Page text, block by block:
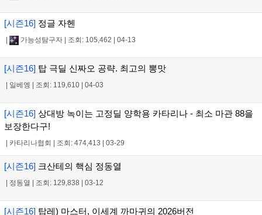
[시즌16] 정글 자헨
가능성탐구자 조회: 105,462 04-13
[시즌16] 탑 극딜 신짜오 공략. 최고의 뽕맛
일베엥 조회: 119,610 04-03
[시즌16] 상대방 녹이는 고정딜 양학용 카타리나 - 최소 마관 88을
보장한다구!
카타리나협회 조회: 474,413 03-29
[시즌16] 크산테의 핵심 정동열
정동열 조회: 129,838 03-12
[시즌16] 탑레) 마스터, 이세계 까마귀의 2026버전